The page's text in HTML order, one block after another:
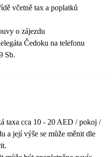
včetně tax a poplatků
o zájezdu
Čedoku na telefonu
Sb.
taxa cca 10 - 20 AED / pokoj /
a její výše se může měnit dle